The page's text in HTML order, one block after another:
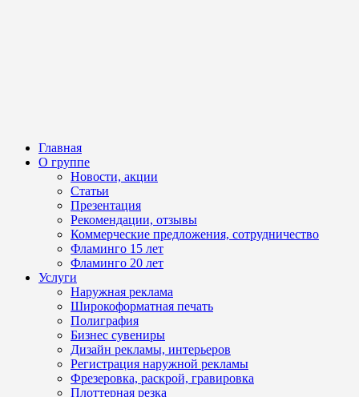
Главная
О группе
Новости, акции
Статьи
Презентация
Рекомендации, отзывы
Коммерческие предложения, сотрудничество
Фламинго 15 лет
Фламинго 20 лет
Услуги
Наружная реклама
Широкоформатная печать
Полиграфия
Бизнес сувениры
Дизайн рекламы, интерьеров
Регистрация наружной рекламы
Фрезеровка, раскрой, гравировка
Плоттерная резка